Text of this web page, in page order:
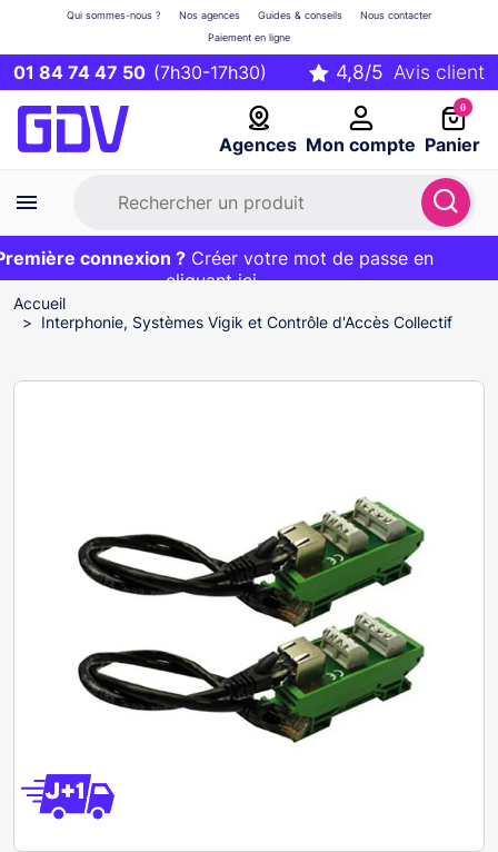
01 84 74 47 50 (7h30-17h30)
Agences Mon compte
Qui sommes-nous ? Nos agences Guides & conseils
Nous contacter
Paiement en ligne
0
Panier
Première commande ?20€ OFFERT sur votre panier
et livraison 24/48h gratuite avec le codeBIENVENUE
connexion ?Créer votre mot de passe en
cliquant ici
EXCLU WEB :
Accueil
Interphonie, Systèmes Vigik et Contrôle d'Accès Collectif